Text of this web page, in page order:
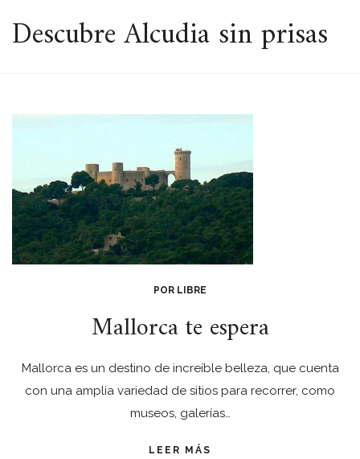
ESPACIO
Descubre Alcudia sin prisas
POR LIBRE
Mallorca te espera
Mallorca es un destino de increíble belleza, que cuenta
con una amplia variedad de sitios para recorrer, como
museos, galerías…
LEER MÁS